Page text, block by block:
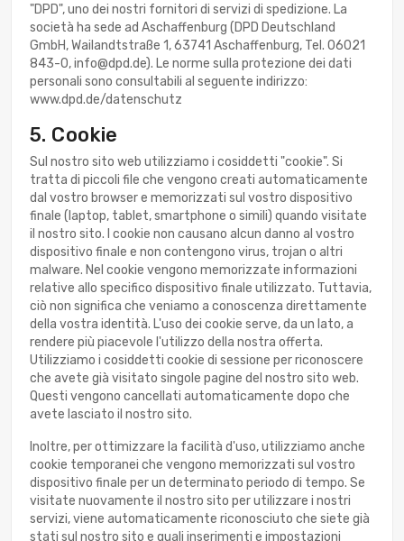
"DPD", uno dei nostri fornitori di servizi di spedizione. La
società ha sede ad Aschaffenburg (DPD Deutschland
GmbH, Wailandtstraße 1, 63741 Aschaffenburg, Tel. 06021
843-0, info@dpd.de). Le norme sulla protezione dei dati
personali sono consultabili al seguente indirizzo:
www.dpd.de/datenschutz
5. Cookie
Sul nostro sito web utilizziamo i cosiddetti "cookie". Si
tratta di piccoli file che vengono creati automaticamente
dal vostro browser e memorizzati sul vostro dispositivo
finale (laptop, tablet, smartphone o simili) quando visitate
il nostro sito. I cookie non causano alcun danno al vostro
dispositivo finale e non contengono virus, trojan o altri
malware. Nel cookie vengono memorizzate informazioni
relative allo specifico dispositivo finale utilizzato. Tuttavia,
ciò non significa che veniamo a conoscenza direttamente
della vostra identità. L'uso dei cookie serve, da un lato, a
rendere più piacevole l'utilizzo della nostra offerta.
Utilizziamo i cosiddetti cookie di sessione per riconoscere
che avete già visitato singole pagine del nostro sito web.
Questi vengono cancellati automaticamente dopo che
avete lasciato il nostro sito.
Inoltre, per ottimizzare la facilità d'uso, utilizziamo anche
cookie temporanei che vengono memorizzati sul vostro
dispositivo finale per un determinato periodo di tempo. Se
visitate nuovamente il nostro sito per utilizzare i nostri
servizi, viene automaticamente riconosciuto che siete già
stati sul nostro sito e quali inserimenti e impostazioni